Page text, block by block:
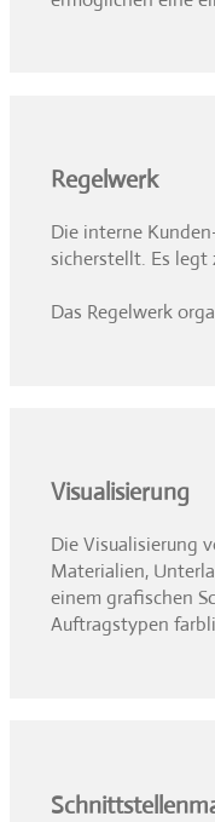
Regelwerk
Die interne
sicherstellt. Es
Das Regelwerk
Visualisierung
Die Visualisierung
Materialien,
einem grafischen
Auftragstypen